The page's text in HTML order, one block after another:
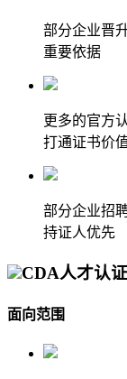
部分企业晋
重要依据
更多的官方
打通证书价
部分企业招
持证人优先
CDA人才认
面向范围